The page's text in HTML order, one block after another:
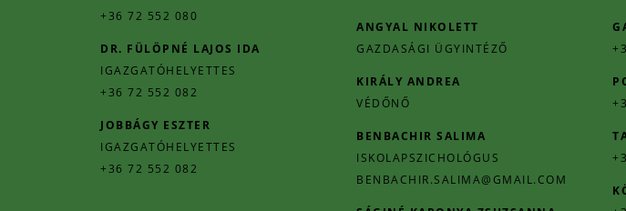
+36 72 552 080
DR. FÜLÖPNÉ LAJOS IDA
IGAZGATÓHELYETTES
+36 72 552 082
JOBBÁGY ESZTER
IGAZGATÓHELYETTES
+36 72 552 082
ANGYAL NIKOLETT
GAZDASÁGI ÜGYINTÉZŐ
KIRÁLY ANDREA
VÉDŐNŐ
BENBACHIR SALIMA
ISKOLAPSZICHOLÓGUS
BENBACHIR.SALIMA@GMAIL.COM